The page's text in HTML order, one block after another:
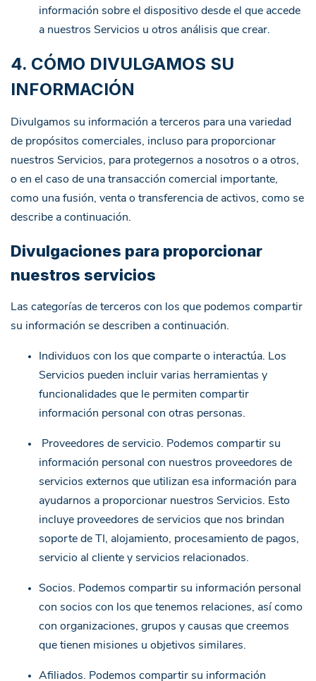
información sobre el dispositivo desde el que accede
a nuestros Servicios u otros análisis que crear.
4. CÓMO DIVULGAMOS SU
INFORMACIÓN
Divulgamos su información a terceros para una variedad
de propósitos comerciales, incluso para proporcionar
nuestros Servicios, para protegernos a nosotros o a otros,
o en el caso de una transacción comercial importante,
como una fusión, venta o transferencia de activos, como se
describe a continuación.
Divulgaciones para proporcionar
nuestros servicios
Las categorías de terceros con los que podemos compartir
su información se describen a continuación.
Individuos con los que comparte o interactúa. Los
Servicios pueden incluir varias herramientas y
funcionalidades que le permiten compartir
información personal con otras personas.
Proveedores de servicio. Podemos compartir su
información personal con nuestros proveedores de
servicios externos que utilizan esa información para
ayudarnos a proporcionar nuestros Servicios. Esto
incluye proveedores de servicios que nos brindan
soporte de TI, alojamiento, procesamiento de pagos,
servicio al cliente y servicios relacionados.
Socios. Podemos compartir su información personal
con socios con los que tenemos relaciones, así como
con organizaciones, grupos y causas que creemos
que tienen misiones u objetivos similares.
Afiliados. Podemos compartir su información